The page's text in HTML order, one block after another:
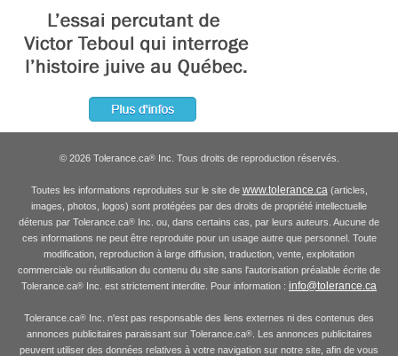
© 2026 Tolerance.ca®Inc. Tous droits de reproduction réservés.
Toutes les informations reproduites sur le site de www.tolerance.ca(articles,
images, photos, logos) sont protégées par des droits de propriété intellectuelle
détenus par Tolerance.ca® Inc. ou, dans certains cas, par leurs auteurs. Aucune de
ces informations ne peut être reproduite pour un usage autre que personnel. Toute
modification, reproduction à large diffusion, traduction, vente, exploitation
commerciale ou réutilisation du contenu du site sans l'autorisation préalable écrite de
Tolerance.ca® Inc. est strictement interdite. Pour information : info@tolerance.ca
Tolerance.ca® Inc. n'est pas responsable des liens externes ni des contenus des
annonces publicitaires paraissant sur Tolerance.ca®. Les annonces publicitaires
peuvent utiliser des données relatives à votre navigation sur notre site, afin de vous